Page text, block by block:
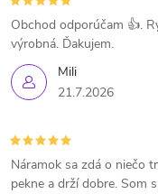
Mili
21.7.2026
Obchod odporúčam 👍.
výrobná. Ďakujem.
Náramok sa zdá o niečo
pekne a drží dobre. Som